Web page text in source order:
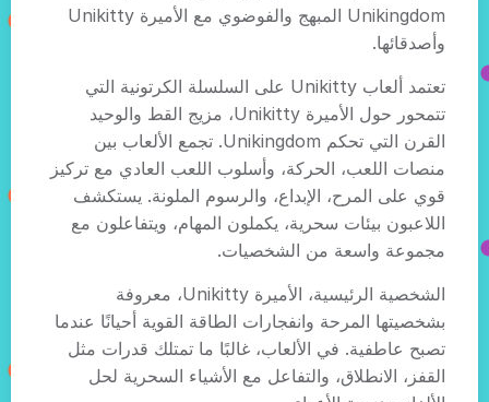
Unikingdom المبهج والفوضوي مع الأميرة Unikitty
وأصدقائها.
تعتمد ألعاب Unikitty على السلسلة الكرتونية التي
تتمحور حول الأميرة Unikitty، مزيج القط والوحيد
القرن التي تحكم Unikingdom. تجمع الألعاب بين
منصات اللعب، الحركة، وأسلوب اللعب العادي مع تركيز
قوي على المرح، الإبداع، والرسوم الملونة. يستكشف
اللاعبون بيئات سحرية، يكملون المهام، ويتفاعلون مع
مجموعة واسعة من الشخصيات.
الشخصية الرئيسية، الأميرة Unikitty، معروفة
بشخصيتها المرحة وانفجارات الطاقة القوية أحيانًا عندما
تصبح عاطفية. في الألعاب، غالبًا ما تمتلك قدرات مثل
القفز، الانطلاق، والتفاعل مع الأشياء السحرية لحل